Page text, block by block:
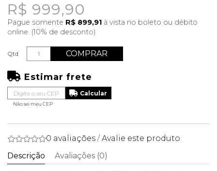
R$ 999,90
Pague somente R$ 899,91 à vista no boleto ou débito
online. (10% de desconto)
Qtd COMPRAR
Estimar frete
Não sei meu CEP
0 avaliações /Avalie este produto
Descrição
Avaliações (0)